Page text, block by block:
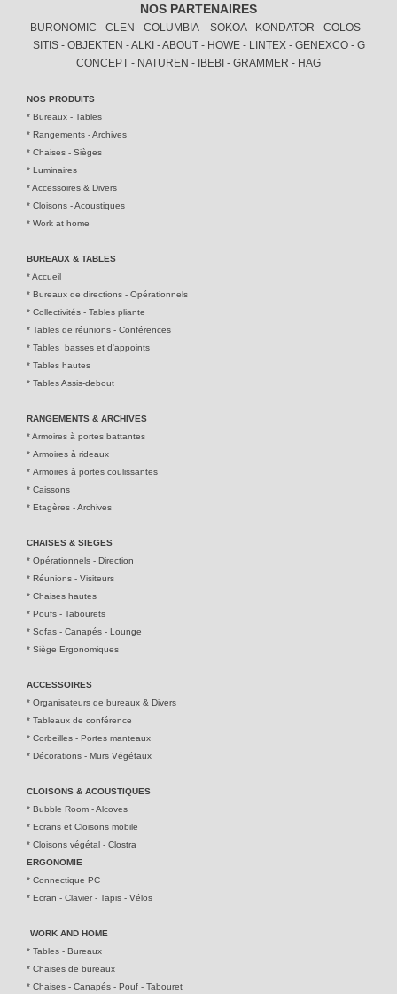
NOS PARTENAIRES
BURONOMIC - CLEN - COLUMBIA - SOKOA - KONDATOR - COLOS -
SITIS - OBJEKTEN - ALKI - ABOUT - HOWE - LINTEX - GENEXCO - G
CONCEPT - NATUREN - IBEBI - GRAMMER - HAG
NOS PRODUITS
* Bureaux - Tables
* Rangements - Archives
* Chaises - Sièges
* Luminaires
*Accessoires & Divers
* Cloisons - Acoustiques
* Work at home
BUREAUX & TABLES
*Accueil
* Bureaux de directions - Opérationnels
* Collectivités - Tables pliante
* Tables de réunions - Conférences
* Tables basses et d'appoints
* Tables hautes
* Tables Assis-debout
RANGEMENTS & ARCHIVES
*Armoires à portes battantes
* Armoires à rideaux
* Armoires à portes coulissantes
* Caissons
* Etagères - Archives
CHAISES & SIEGES
* Opérationnels - Direction
* Réunions - Visiteurs
* Chaises hautes
* Poufs - Tabourets
* Sofas - Canapés - Lounge
* Siège Ergonomiques
ACCESSOIRES
* Organisateurs de bureaux & Divers
* Tableaux de conférence
* Corbeilles - Portes manteaux
* Décorations - Murs Végétaux
CLOISONS & ACOUSTIQUES
* Bubble Room - Alcoves
* Ecrans et Cloisons mobile
* Cloisons végétal - Clostra
ERGONOMIE
* Connectique PC
* Ecran - Clavier - Tapis - Vélos
WORK AND HOME
* Tables - Bureaux
* Chaises de bureaux
* Chaises - Canapés - Pouf - Tabouret